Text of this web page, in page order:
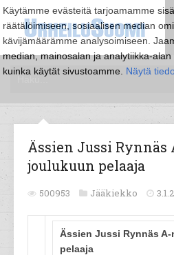
Käytämme evästeitä tarjoamamme
räätälöimiseen, sosiaalisen median
kävijämäärämme analysoimiseen.
median, mainosalan ja analytiikka-
kuinka käytät sivustoamme. Näytä
Ässien Jussi Rynnäs
joulukuun pelaaja
500953 Jääkiekko
Ässien Jussi Rynnäs
pelaaja